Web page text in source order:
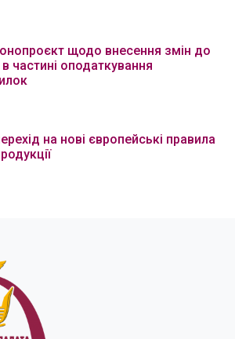
щодо внесення змін до
частині оподаткування
на нові європейські правила